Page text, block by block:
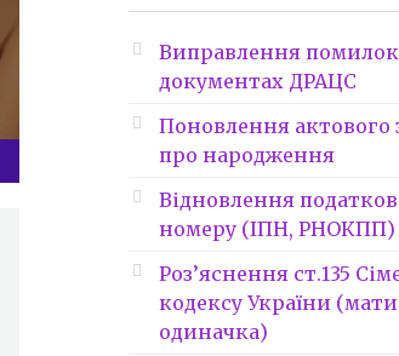
Виправлення
документах ДРАЦС
Поновлення актового
про народження
Відновлення
номеру (ІПН, РНОКПП)
Роз’яснення ст.135
кодексу України (мати
одиначка)